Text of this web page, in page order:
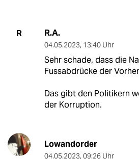
R R.A.
04.05.2023, 13:40 Uhr
Sehr schade, dass die
Fussabdrücke der
Das gibt den Politikern
der Korruption.
Lowandorder
04.05.2023, 09:26 Uhr